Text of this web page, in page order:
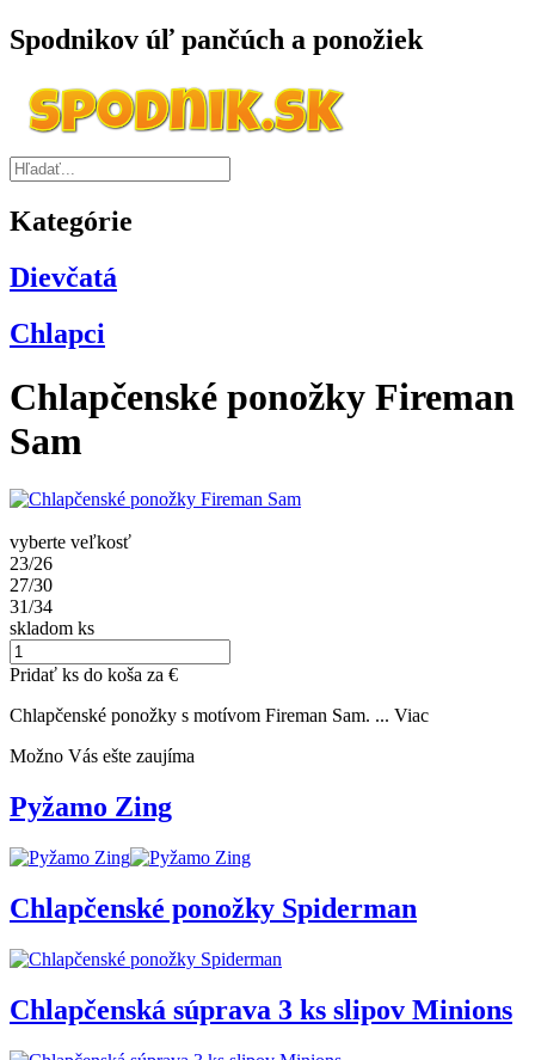
Spodnikov úľ pančúch a ponožiek
Kategórie
Dievčatá
Chlapci
Chlapčenské ponožky Fireman
Sam
vyberte veľkosť
23/26
27/30
31/34
skladom ks
Pridať ks do koša za €
Chlapčenské ponožky s motívom Fireman Sam. ... Viac
Možno Vás ešte zaujíma
Pyžamo Zing
Chlapčenské ponožky Spiderman
Chlapčenská súprava 3 ks slipov Minions